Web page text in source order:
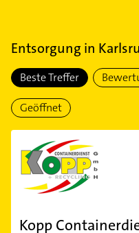
Entsorgung in
Beste Treffer
Geöffnet
Kopp